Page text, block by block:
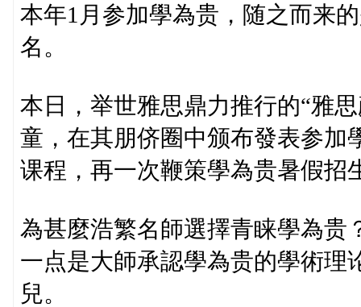
本年1月参加學為贵，随之而来
名。
本日，举世雅思鼎力推行的“雅
童，在其朋侪圈中颁布發表参加
课程，再一次鞭策學為贵暑假招
為甚麼浩繁名師選擇青睐學為贵
一点是大師承認學為贵的學術理
兒。